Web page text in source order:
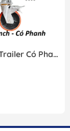
Chân Kéo Trailer Có Phanh Hãm, 1 Bánh 6 Inch , Chất Liệu Thép Mạ Kẽm